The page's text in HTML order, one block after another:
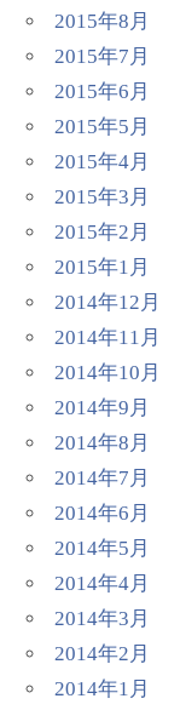
2015年8月
2015年7月
2015年6月
2015年5月
2015年4月
2015年3月
2015年2月
2015年1月
2014年12月
2014年11月
2014年10月
2014年9月
2014年8月
2014年7月
2014年6月
2014年5月
2014年4月
2014年3月
2014年2月
2014年1月